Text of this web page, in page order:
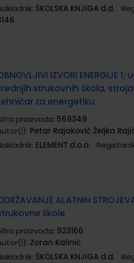
ŠKOLSKA KNJIGA d.d.
IZVORI ENERGIJE
strukovnih škola,
za energetiku
proizvoda: 569349
Petar Rajaković Željka
ELEMENT d.o.o.
ALATNIH
škole
proizvoda: 923166
Zoran Kalinić
ŠKOLSKA KNJIGA d.d.